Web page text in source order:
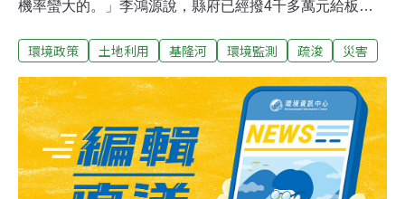
機率蠻大的。」李鴻源說，縣府已經撥4千多萬元給板橋
規模疏浚，現在基隆河的通洪斷面，和台北市相同達200
題，縣府會盡一切努力協助將淹水機率減到最小，並排除
因人為疏失所造成的淹水。
環境政策 土地利用 基隆河 環境監測 疏浚 災害